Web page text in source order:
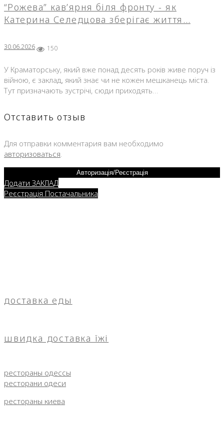
“Рожева” кав’ярня біля фронту - як
Катерина Селедцова зберігає життя…
30.06.2026 150
У Краматорську, який вже понад десять років живе поруч із
війною, є заклад, який знає чи не кожен мешканець міста.
Тут призначають зустрічі, сюди приходять…
Отставить отзыв
Для отправки комментария вам необходимо
авторизоваться
Авторизація/Реєстрація
Додати ЗАКЛАД
Реєстрація Постачальника
доставка еды
швидка доставка їжі
рестораны одессы
ресторани одеси
рестораны киева